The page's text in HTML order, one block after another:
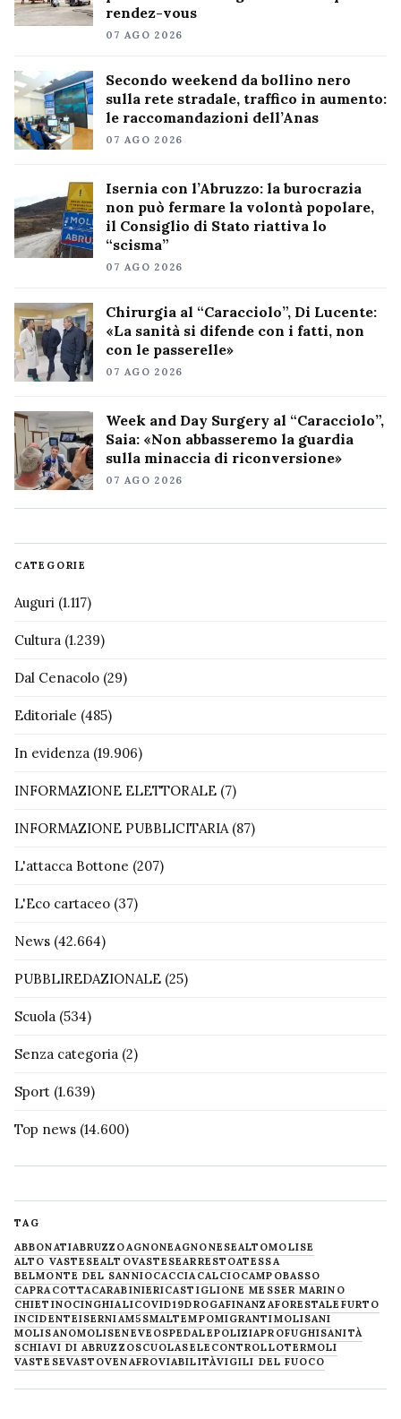
rendez-vous
07 AGO 2026
Secondo weekend da bollino nero
sulla rete stradale, traffico in aumento:
le raccomandazioni dell’Anas
07 AGO 2026
Isernia con l’Abruzzo: la burocrazia
non può fermare la volontà popolare,
il Consiglio di Stato riattiva lo
“scisma”
07 AGO 2026
Chirurgia al “Caracciolo”, Di Lucente:
«La sanità si difende con i fatti, non
con le passerelle»
07 AGO 2026
Week and Day Surgery al “Caracciolo”,
Saia: «Non abbasseremo la guardia
sulla minaccia di riconversione»
07 AGO 2026
CATEGORIE
Auguri (1.117)
Cultura (1.239)
Dal Cenacolo (29)
Editoriale (485)
In evidenza (19.906)
INFORMAZIONE ELETTORALE (7)
INFORMAZIONE PUBBLICITARIA(87)
L'attacca Bottone (207)
L'Eco cartaceo (37)
News (42.664)
PUBBLIREDAZIONALE (25)
Scuola (534)
Senza categoria (2)
Sport (1.639)
Top news (14.600)
TAG
ABBONATIABRUZZOAGNONEAGNONESEALTOMOLISE
ALTO VASTESEALTOVASTESEARRESTOATESSA
BELMONTE DEL SANNIOCACCIACALCIOCAMPOBASSO
CAPRACOTTACARABINIERICASTIGLIONE MESSER MARINO
CHIETINOCINGHIALICOVID19DROGAFINANZAFORESTALE FURTO
INCIDENTEISERNIAM5SMALTEMPOMIGRANTIMOLISANI
MOLISANOMOLISENEVE OSPEDALEPOLIZIAPROFUGHISANITÀ
SCHIAVI DI ABRUZZOSCUOLASELECONTROLLOTERMOLI
VASTESEVASTOVENAFROVIABILITÀVIGILI DEL FUOCO